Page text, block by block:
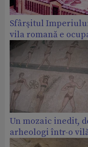
Sfârşitul
vila romană e
Un mozaic inedit,
arheologi într-o